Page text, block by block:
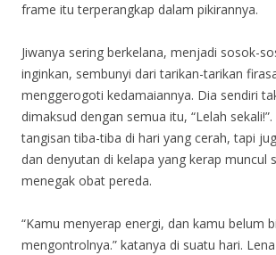
frame itu terperangkap dalam pikirannya.
Jiwanya sering berkelana, menjadi sosok-
inginkan, sembunyi dari tarikan-tarikan
menggerogoti kedamaiannya. Dia sendiri
dimaksud dengan semua itu, “Lelah
tangisan tiba-tiba di hari yang cerah, tapi
dan denyutan di kelapa yang kerap muncul
menegak obat pereda.
“Kamu menyerap energi, dan kamu belum
mengontrolnya.” katanya di suatu hari.